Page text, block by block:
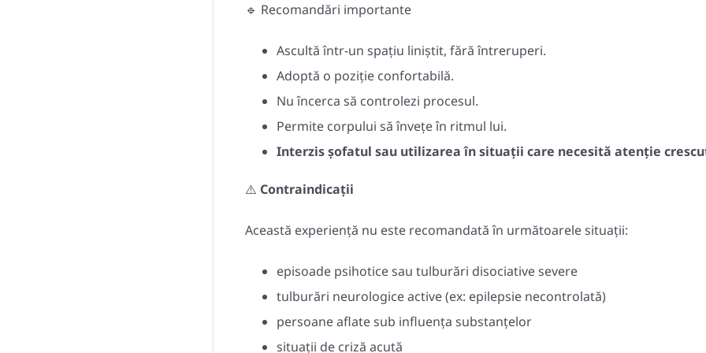
🔹 Recomandări importante
Ascultă într-un spațiu liniștit, fără întreruperi.
Adoptă o poziție confortabilă.
Nu încerca să controlezi procesul.
Permite corpului să învețe în ritmul lui.
Interzis șofatul sau utilizarea în situații care necesită atenție
⚠️ Contraindicații
Această experiență nu este recomandată în următoarele situații:
episoade psihotice sau tulburări disociative severe
tulburări neurologice active (ex: epilepsie necontrolată)
persoane aflate sub influența substanțelor
situații de criză acută